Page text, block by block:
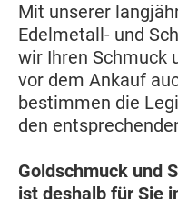
Mit unserer
Edelmetall- und
wir Ihren Schmuck
vor dem Ankauf
bestimmen die
den
Goldschmuck und
ist deshalb für Sie